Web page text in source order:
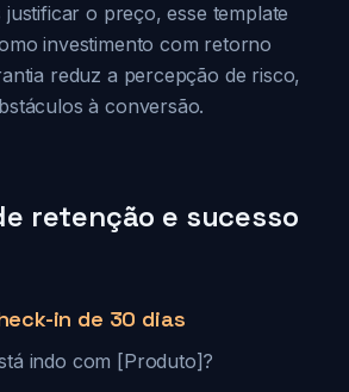
justificar o preço, esse template
investimento com retorno
reduz a percepção de risco,
à conversão.
retenção e sucesso
in de 30 dias
indo com [Produto]?